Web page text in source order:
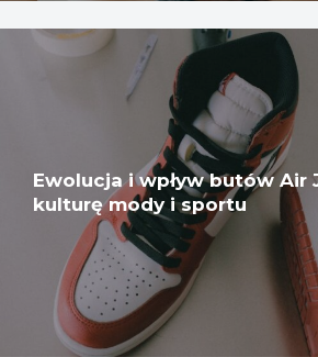
Ewolucja i wpływ butów Air
kulturę mody i sportu